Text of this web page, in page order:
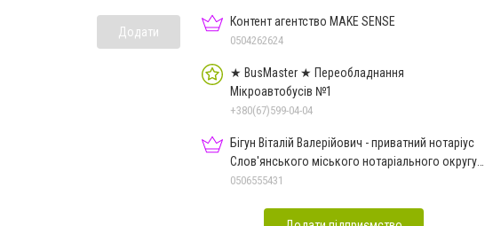
Додати
Контент агентство MAKE SENSE
0504262624
★ BusMaster ★ Переобладнання
Мікроавтобусів №1
+380(67)599-04-04
Бігун Віталій Валерійович - приватний нотаріус
Слов'янського міського нотаріального округу
Дон.обл.
0506555431